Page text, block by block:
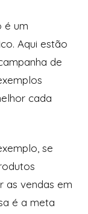
é um
Aqui estão
de
cada
se
as vendas em
é a meta